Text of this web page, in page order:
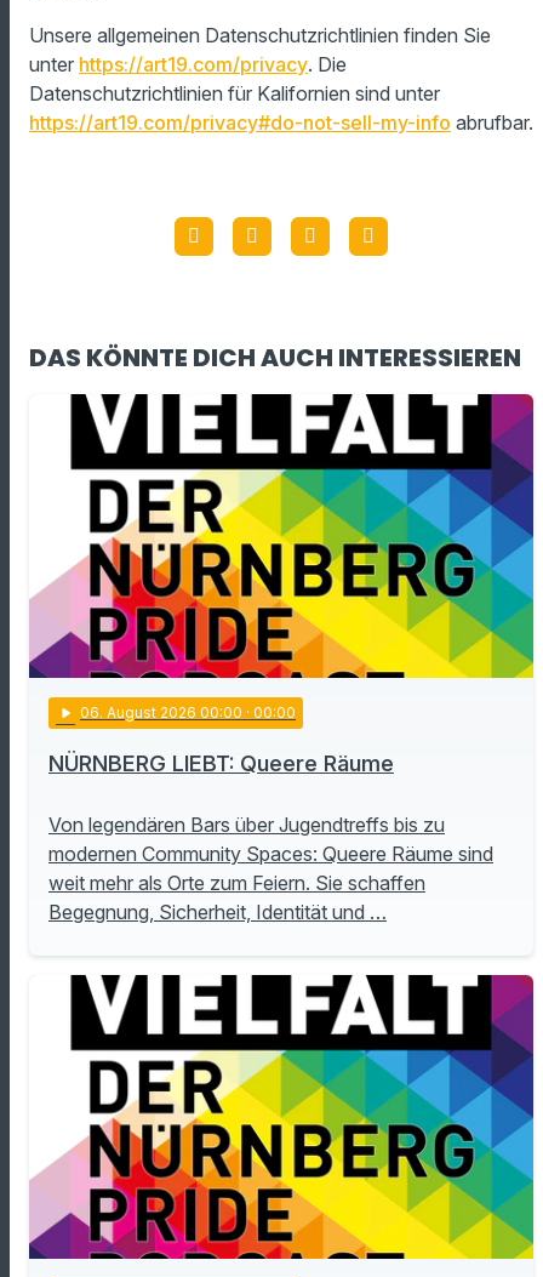
Unsere allgemeinen Datenschutzrichtlinien finden Sie
unter https://art19.com/privacy. Die
Datenschutzrichtlinien für Kalifornien sind unter
https://art19.com/privacy#do-not-sell-my-info abrufbar.
DAS KÖNNTE DICH AUCH INTERESSIEREN
play_arrow 06. August 2026 00:00 · 00:00
NÜRNBERG LIEBT: Queere Räume
Von legendären Bars über Jugendtreffs bis zu
modernen Community Spaces: Queere Räume sind
weit mehr als Orte zum Feiern. Sie schaffen
Begegnung, Sicherheit, Identität und …